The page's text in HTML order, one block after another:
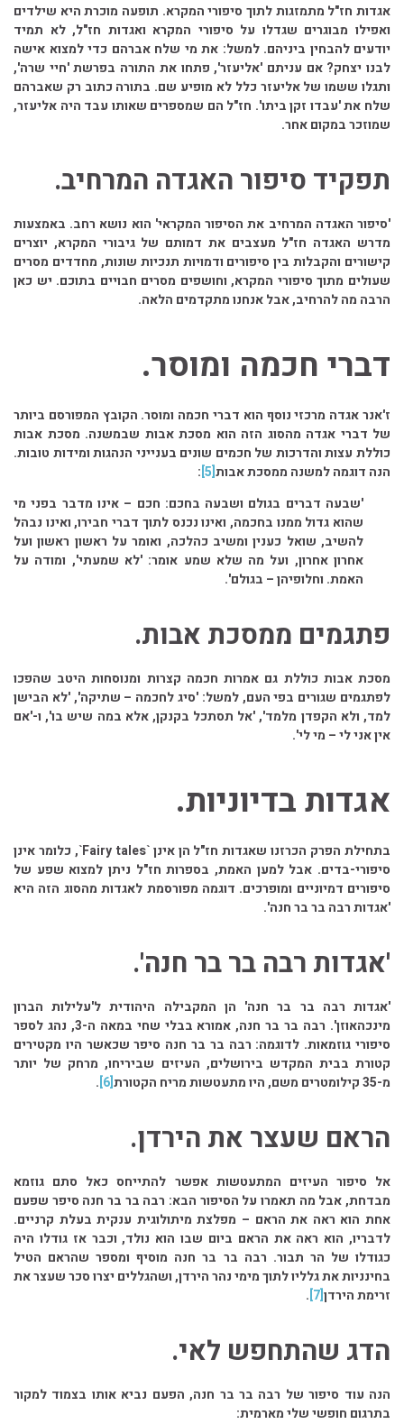
אגדות חז"ל מתמזגות לתוך סיפורי המקרא. תופעה מוכרת היא שילדים
ואפילו מבוגרים שגדלו על סיפורי המקרא ואגדות חז"ל, לא תמיד
יודעים להבחין ביניהם. למשל: את מי שלח אברהם כדי למצוא אישה
לבנו יצחק? אם עניתם 'אליעזר', פתחו את התורה בפרשת 'חיי שרה',
ותגלו ששמו של אליעזר כלל לא מופיע שם. בתורה כתוב רק שאברהם
שלח את 'עבדו זקן ביתו'. חז"ל הם שמספרים שאותו עבד היה אליעזר,
שמוזכר במקום אחר.
תפקיד סיפור האגדה המרחיב.
'סיפור האגדה המרחיב את הסיפור המקראי' הוא נושא רחב. באמצעות
מדרש האגדה חז"ל מעצבים את דמותם של גיבורי המקרא, יוצרים
קישורים והקבלות בין סיפורים ודמויות תנכיות שונות, מחדדים מסרים
שעולים מתוך סיפורי המקרא, וחושפים מסרים חבויים בתוכם. יש כאן
הרבה מה להרחיב, אבל אנחנו מתקדמים הלאה.
דברי חכמה ומוסר.
ז'אנר אגדה מרכזי נוסף הוא דברי חכמה ומוסר. הקובץ המפורסם ביותר
של דברי אגדה מהסוג הזה הוא מסכת אבות שבמשנה. מסכת אבות
כוללת עצות והדרכות של חכמים שונים בענייני הנהגות ומידות טובות.
הנה דוגמה למשנה ממסכת אבות[5]
:
'שבעה דברים בגולם ושבעה בחכם: חכם – אינו מדבר בפני מי
שהוא גדול ממנו בחכמה, ואינו נכנס לתוך דברי חבירו, ואינו נבהל
להשיב, שואל כענין ומשיב כהלכה, ואומר על ראשון ראשון ועל
אחרון אחרון, ועל מה שלא שמע אומר: 'לא שמעתי', ומודה על
האמת. וחלופיהן – בגולם'.
פתגמים ממסכת אבות.
מסכת אבות כוללת גם אמרות חכמה קצרות ומנוסחות היטב שהפכו
לפתגמים שגורים בפי העם, למשל: 'סיג לחכמה – שתיקה', 'לא הבישן
למד, ולא הקפדן מלמד', 'אל תסתכל בקנקן, אלא במה שיש בו', ו-'אם
אין אני לי – מי לי'.
אגדות בדיוניות.
בתחילת הפרק הכרזנו שאגדות חז"ל הן אינן `Fairy tales`, כלומר אינן
סיפורי-בדים. אבל למען האמת, בספרות חז"ל ניתן למצוא שפע של
סיפורים דמיוניים ומופרכים. דוגמה מפורסמת לאגדות מהסוג הזה היא
'אגדות רבה בר בר חנה'.
'אגדות רבה בר בר חנה'.
'אגדות רבה בר בר חנה' הן המקבילה היהודית ל'עלילות הברון
מינכהאוזן'. רבה בר בר חנה, אמורא בבלי שחי במאה ה-3, נהג לספר
סיפורי גוזמאות. לדוגמה: רבה בר בר חנה סיפר שכאשר היו מקטירים
קטורת בבית המקדש בירושלים, העיזים שביריחו, מרחק של יותר
מ-35 קילומטרים משם, היו מתעטשות מריח הקטורת
[6]
.
הראם שעצר את הירדן.
אל סיפור העיזים המתעטשות אפשר להתייחס כאל סתם גוזמא
מבדחת, אבל מה תאמרו על הסיפור הבא: רבה בר בר חנה סיפר שפעם
אחת הוא ראה את הראם – מפלצת מיתולוגית ענקית בעלת קרניים.
לדבריו, הוא ראה את הראם ביום שבו הוא נולד, וכבר אז גודלו היה
כגודלו של הר תבור. רבה בר בר חנה מוסיף ומספר שהראם הטיל
בחינניות את גלליו לתוך מימי נהר הירדן, ושהגללים יצרו סכר שעצר את
זרימת הירדן[7]
.
הדג שהתחפש לאי.
הנה עוד סיפור של רבה בר בר חנה, הפעם נביא אותו בצמוד למקור
בתרגום חופשי שלי מארמית: